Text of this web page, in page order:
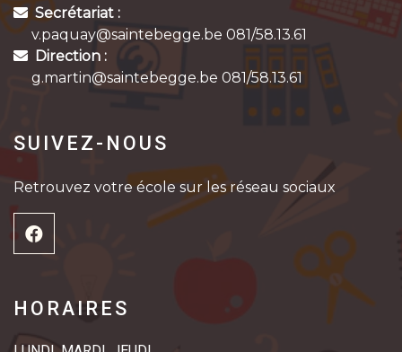
Secrétariat :
v.paquay@saintebegge.be 081/58.13.61
Direction :
g.martin@saintebegge.be 081/58.13.61
SUIVEZ-NOUS
Retrouvez votre école sur les réseau sociaux
HORAIRES